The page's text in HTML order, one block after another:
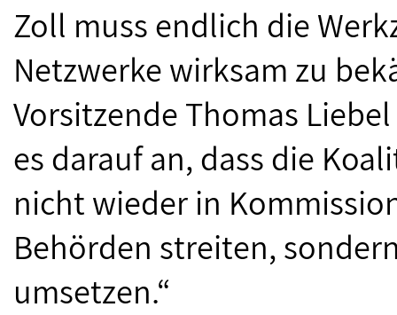
Zoll muss endlich die
Netzwerke wirksam zu
Vorsitzende Thomas
es darauf an, dass die
nicht wieder in
Behörden streiten,
umsetzen.“